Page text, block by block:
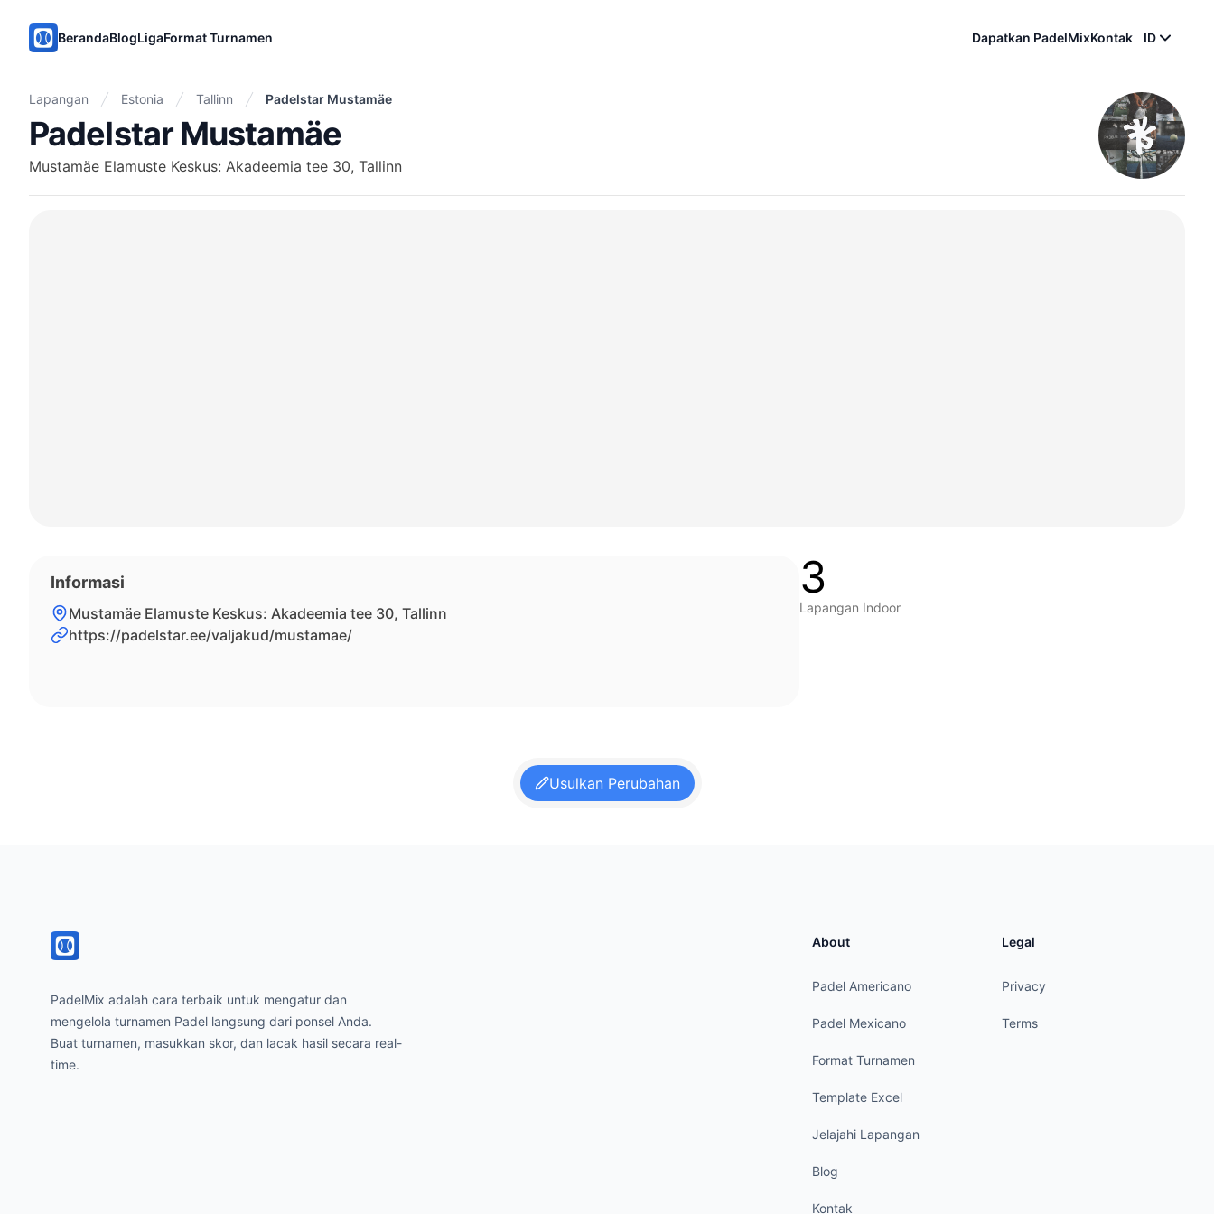
PadelMix
BerandaBlogLigaFormat Turnamen Dapatkan PadelMixKontak ID
Lapangan Estonia Tallinn Padelstar Mustamäe
Padelstar Mustamäe
Mustamäe Elamuste Keskus: Akadeemia tee 30, Tallinn
Informasi
Mustamäe Elamuste Keskus: Akadeemia tee 30, Tallinn
https://padelstar.ee/valjakud/mustamae/
3
Lapangan Indoor
Usulkan Perubahan
PadelMix adalah cara terbaik untuk mengatur dan
mengelola turnamen Padel langsung dari ponsel Anda.
Buat turnamen, masukkan skor, dan lacak hasil secara real-
time.
About
Padel Americano
Padel Mexicano
Format Turnamen
Template Excel
Jelajahi Lapangan
Blog
Kontak
Legal
Privacy
Terms